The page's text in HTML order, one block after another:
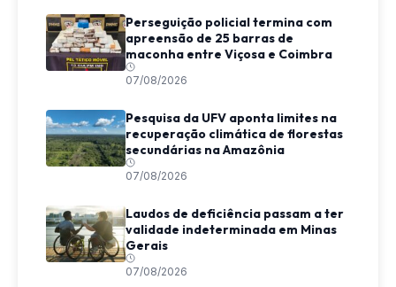
Perseguição policial termina com
apreensão de 25 barras de
maconha entre Viçosa e Coimbra
07/08/2026
Pesquisa da UFV aponta limites na
recuperação climática de florestas
secundárias na Amazônia
07/08/2026
Laudos de deficiência passam a ter
validade indeterminada em Minas
Gerais
07/08/2026